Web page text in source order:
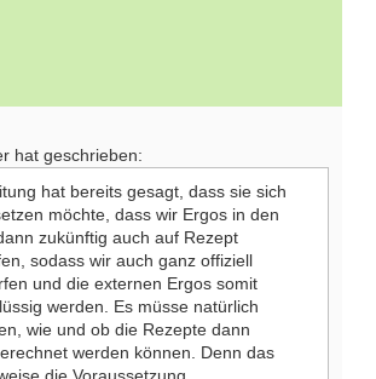
hat geschrieben:
hat bereits gesagt, dass sie sich
möchte, dass wir Ergos in den
zukünftig auch auf Rezept
sodass wir auch ganz offiziell
und die externen Ergos somit
werden. Es müsse natürlich
wie und ob die Rezepte dann
werden können. Denn das
die Voraussetzung.